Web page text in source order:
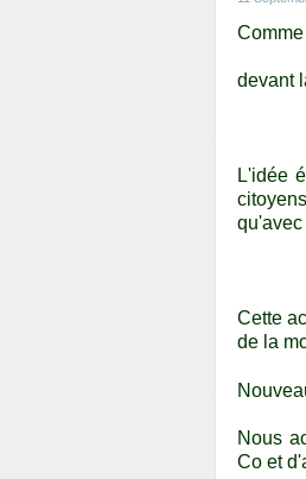
devant
L'idée
qu'avec
Cette
de la
Nous
Co et